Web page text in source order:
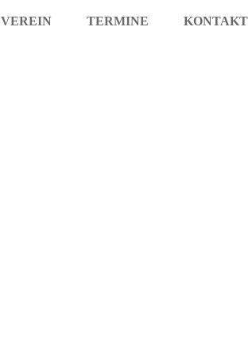
VEREIN TERMINE
KONTAKT